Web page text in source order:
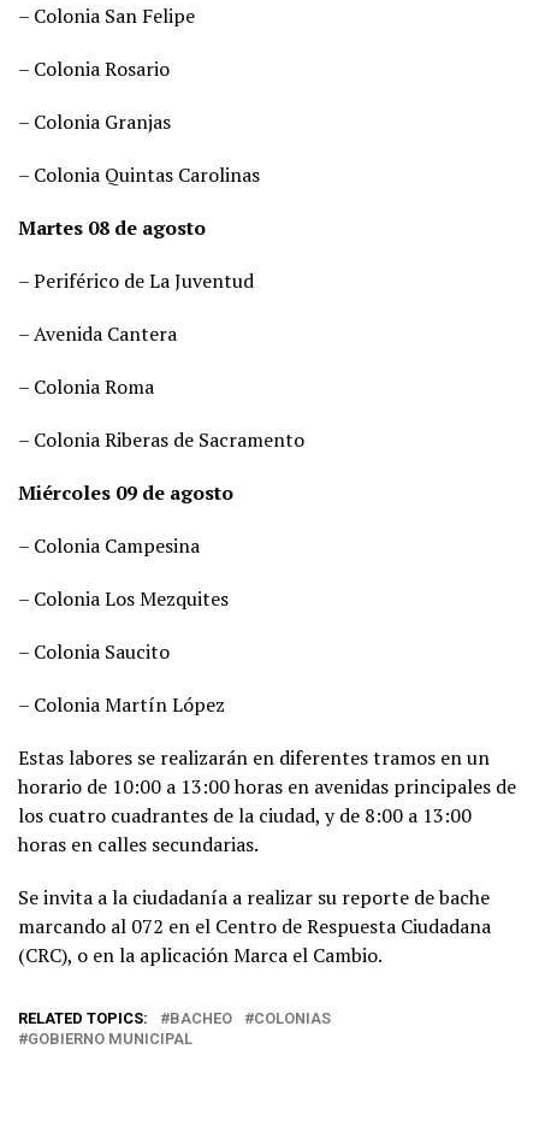
– Colonia San Felipe
– Colonia Rosario
– Colonia Granjas
– Colonia Quintas Carolinas
Martes 08 de agosto
– Periférico de La Juventud
– Avenida Cantera
– Colonia Roma
– Colonia Riberas de Sacramento
Miércoles 09 de agosto
– Colonia Campesina
– Colonia Los Mezquites
– Colonia Saucito
– Colonia Martín López
Estas labores se realizarán en diferentes tramos en un
horario de 10:00 a 13:00 horas en avenidas principales de
los cuatro cuadrantes de la ciudad, y de 8:00 a 13:00
horas en calles secundarias.
Se invita a la ciudadanía a realizar su reporte de bache
marcando al 072 en el Centro de Respuesta Ciudadana
(CRC), o en la aplicación Marca el Cambio.
RELATED TOPICS: BACHEO
COLONIAS
GOBIERNO MUNICIPAL